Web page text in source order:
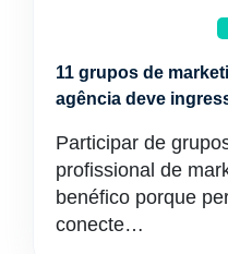
11 grupos de
agência deve
Participar de
profissional de
benéfico porque
conecte…